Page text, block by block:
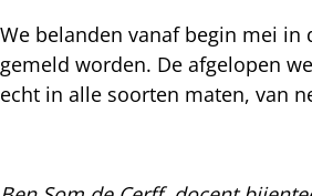
We belanden vanaf begin mei in
gemeld worden. De afgelopen
echt in alle soorten maten, van